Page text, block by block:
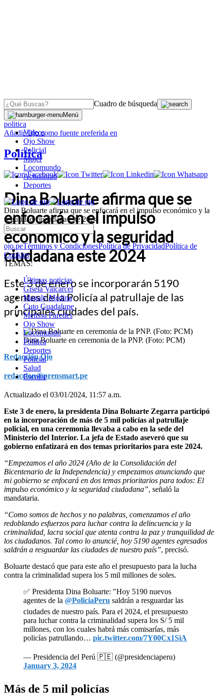
Cuadro de búsqueda
Menú
Videos
Ojo Show
Policial
Mujer
Locomundo
Actualidad
Deportes
Dina Boluarte afirma que se enfocará en el impulso económico y la
seguridad ciudadana este 2024
ojo.peTérminos y CondicionesPolítica de PrivacidadPolítica de
Cookies
TEMAS:
Últimas noticias
Gisela Valcarcel
Magaly Medina
Cuto Guadalupe
Melissa Paredes
Ojo Show
Locomundo
Política
Deportes
Policial
Salud
Escolar
OJO
politica
AñadirOjocomo fuente preferida en
Política
Dina Boluarte afirma que se
enfocará en el impulso
económico y la seguridad
ciudadana este 2024
Este 3 de enero se incorporarán 5190
agentes de la Policía al patrullaje de las
principales ciudades del país.
Dina Boluarte en ceremonia de la PNP. (Foto: PCM)
Redacción Ojo
redaccion@prensmart.pe
Actualizado el 03/01/2024, 11:57 a.m.
Este 3 de enero, la presidenta Dina Boluarte Zegarra participó
en la incorporación de más de 5 mil policías al patrullaje
policial, en una ceremonia llevaba a cabo en la sede del
Ministerio del Interior. La jefa de Estado aseveró que su
gobierno enfatizará en dos temas prioritarios para este 2024.
“Empezamos el año 2024 (Año de la Consolidación del
Bicentenario de la Independencia) y empezamos anunciando que
mi gobierno se enfocará en dos temas prioritarios para todos: El
impulso económico y la seguridad ciudadana”, señaló la
mandataria.
“Como somos de hechos y no palabras, comenzamos el año
redoblando esfuerzos para luchar contra la delincuencia y la
criminalidad, lacra social que atenta contra la paz y tranquilidad de
los ciudadanos. Tal como lo anuncié, hoy 5190 agentes egresados
saldrán a resguardar las ciudades de nuestro país”, precisó.
Boluarte destacó que para este año el presupuesto para la lucha
contra la criminalidad supera los 5 mil millones de soles.
✅ Presidenta Dina Boluarte: "Hoy 5190 nuevos
agentes de la @PoliciaPeru saldrán a resguardar las
ciudades de nuestro país. Para el 2024, el presupuesto
para luchar contra la criminalidad supera los S/ 5 mil
millones, con los cuales habrá más comisarías, más
policías patrullando… pic.twitter.com/7Y00Cx1SiA
— Presidencia del Perú 🇵🇪 (@presidenciaperu)
January 3, 2024
Más de 5 mil policías